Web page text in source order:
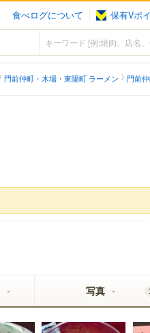
食べログについて 保有Vポ
門前仲町・木場・東陽町 ラーメン 門前
写真